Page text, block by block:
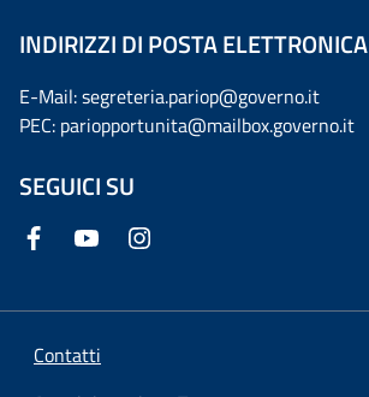
INDIRIZZI DI POSTA ELETTRONICA
E-Mail: segreteria.pariop@governo.it
PEC: pariopportunita@mailbox.governo.it
SEGUICI SU
Contatti